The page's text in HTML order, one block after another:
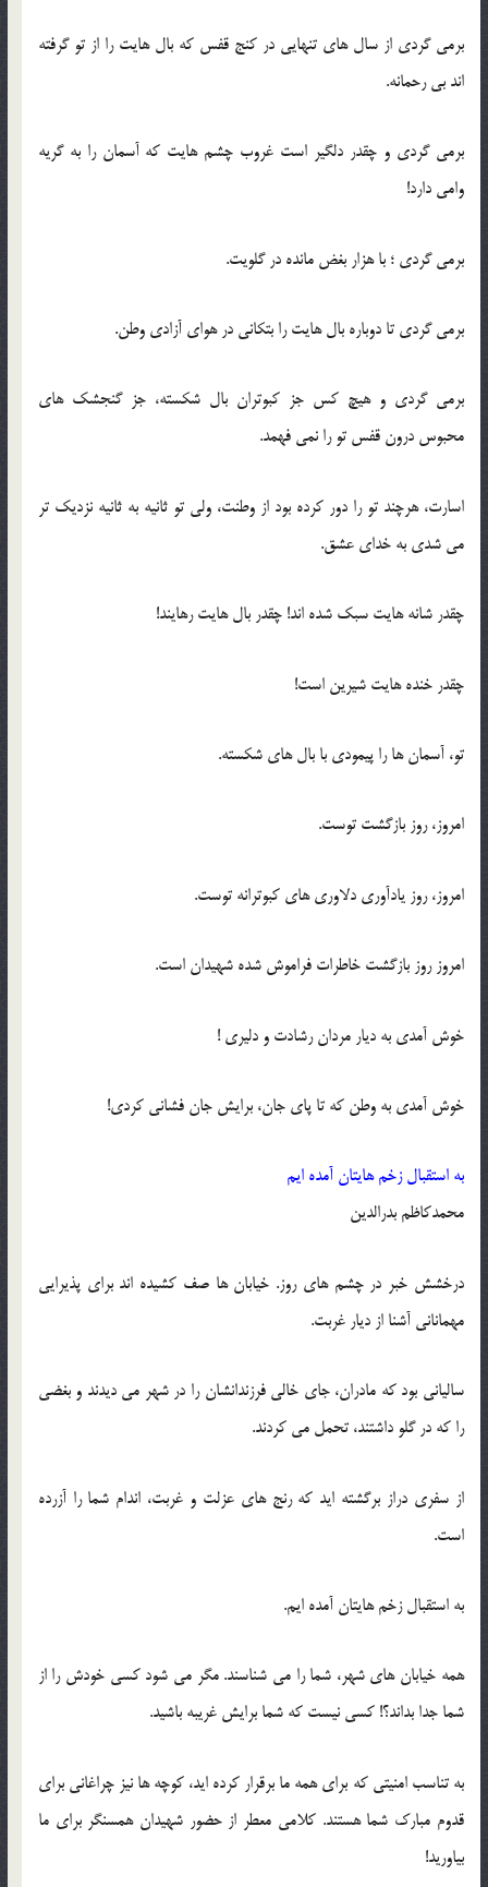
برمی گردی از سال های تنهایی در کنج قفس که بال هایت را از تو گرفته
اند بی رحمانه.
برمی گردی و چقدر دلگیر است غروب چشم هایت که آسمان را به گریه
وامی دارد!
برمی گردی ؛ با هزار بغض مانده در گلویت.
برمی گردی تا دوباره بال هایت را بتکانی در هوای آزادی وطن.
برمی گردی و هیچ کس جز کبوتران بال شکسته، جز گنجشک های
محبوس درون قفس تو را نمی فهمد.
اسارت، هرچند تو را دور کرده بود از وطنت، ولی تو ثانیه به ثانیه نزدیک تر
می شدی به خدای عشق.
چقدر شانه هایت سبک شده اند! چقدر بال هایت رهایند!
چقدر خنده هایت شیرین است!
تو، آسمان ها را پیمودی با بال های شکسته.
امروز، روز بازگشت توست.
امروز، روز یادآوری دلاوری های کبوترانه توست.
امروز روز بازگشت خاطرات فراموش شده شهیدان است.
خوش آمدی به دیار مردان رشادت و دلیری !
خوش آمدی به وطن که تا پای جان، برایش جان فشانی کردی!
به استقبال زخم هایتان آمده ایم
محمدکاظم بدرالدین
درخشش خبر در چشم های روز. خیابان ها صف کشیده اند برای پذیرایی
مهمانانی آشنا از دیار غربت.
سالیانی بود که مادران، جای خالی فرزندانشان را در شهر می دیدند و بغضی
را که در گلو داشتند، تحمل می کردند.
از سفری دراز برگشته اید که رنج های عزلت و غربت، اندام شما را آزرده
است.
به استقبال زخم هایتان آمده ایم.
همه خیابان های شهر، شما را می شناسند. مگر می شود کسی خودش را از
شما جدا بداند؟! کسی نیست که شما برایش غریبه باشید.
به تناسب امنیتی که برای همه ما برقرار کرده اید، کوچه ها نیز چراغانی برای
قدوم مبارک شما هستند. کلامی معطر از حضور شهیدان همسنگر برای ما
بیاورید!